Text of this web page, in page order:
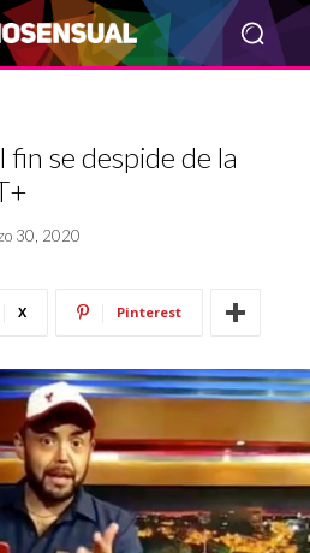
se despide de la
30, 2020
X Pinterest